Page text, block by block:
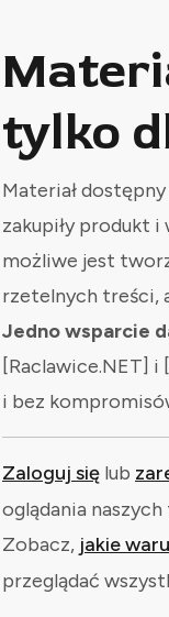
tylko
Materiał
zakupiły produkt
możliwe jest
rzetelnych treści,
Jedno wsparcie
[Raclawice.NET] i
i bez
Zaloguj się lub
oglądania
Zobacz, jakie
przeglądać